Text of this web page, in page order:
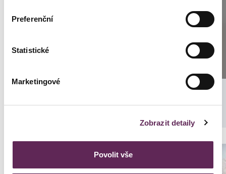
Preferenční
Statistické
Marketingové
Zobrazit detaily
Povolit vše
Der behandelnde Arzt
Prim. MUDr. Petr Pachman
Brünn: +420 776 279 454